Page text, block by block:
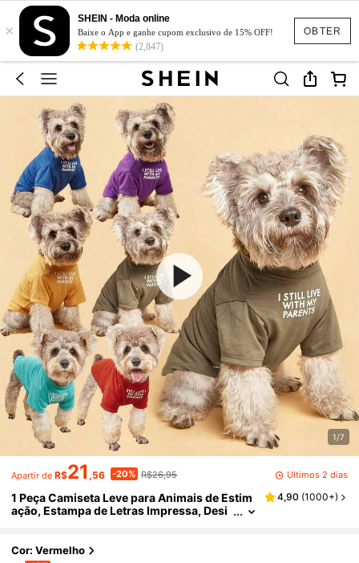
OBTER
×
SHEIN - Moda online
Baixe o App e ganhe cupom exclusivo de 15% OFF!
(2,847)
1/7
Apartir de R$21 ,56 -20% R$26,95 Últimos 2 dias
1 Peça Camiseta Leve para Animais de Estim
ação, Estampa de Letras Impressa, Desi
Outono
4,90 (1000+)
Cor: Vermelho